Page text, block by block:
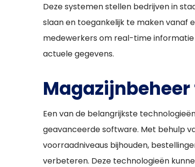
Deze systemen stellen bedrijven in
slaan en toegankelijk te maken vanaf
medewerkers om real-time
actuele gegevens.
Een van de belangrijkste
geavanceerde software. Met behulp
voorraadniveaus bijhouden,
verbeteren. Deze technologieën